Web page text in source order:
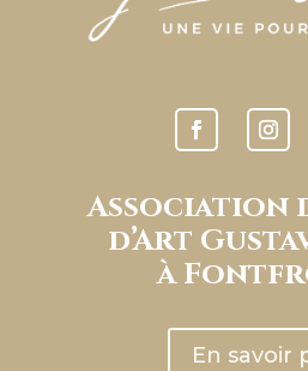
Association
d’Art
à
En savoir